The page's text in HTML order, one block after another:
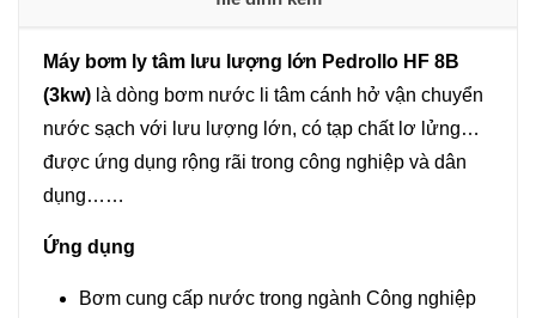
lượng
Máy bơm ly tâm lưu lượng lớn Pedrollo HF 8B
(3kw) là dòng bơm nước li tâm cánh hở vận chuyển
nước sạch với lưu lượng lớn, có tạp chất lơ lửng…
được ứng dụng rộng rãi trong công nghiệp và dân
dụng……
Ứng dụng
Bơm cung cấp nước trong ngành Công nghiệp